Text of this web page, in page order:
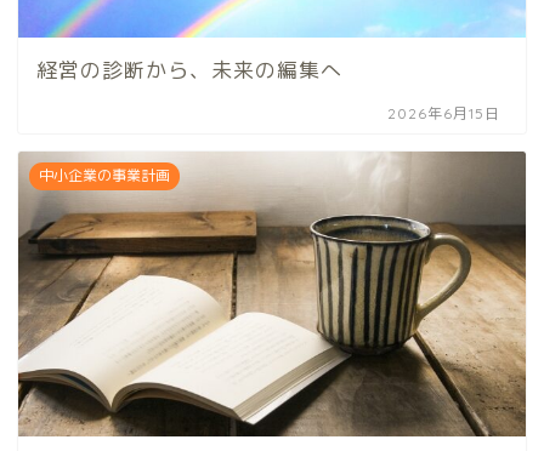
経営の診断から、未来の編集へ
2026年6月15日
中小企業の事業計画